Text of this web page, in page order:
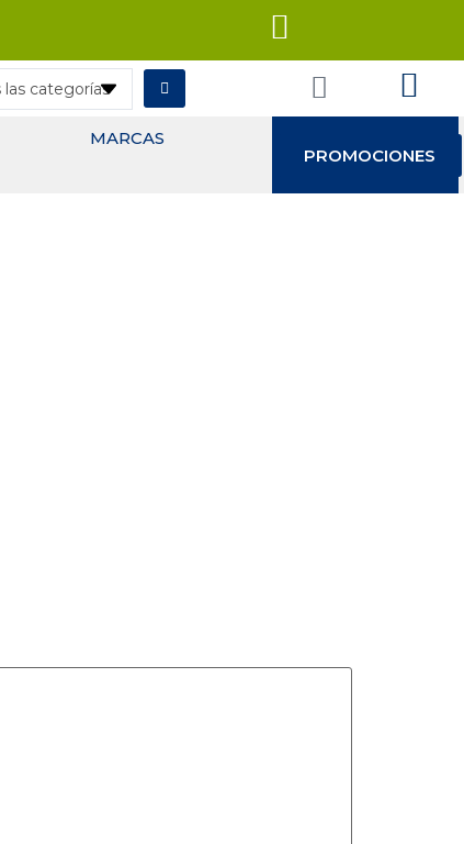
MARCAS
PROMOCIONES